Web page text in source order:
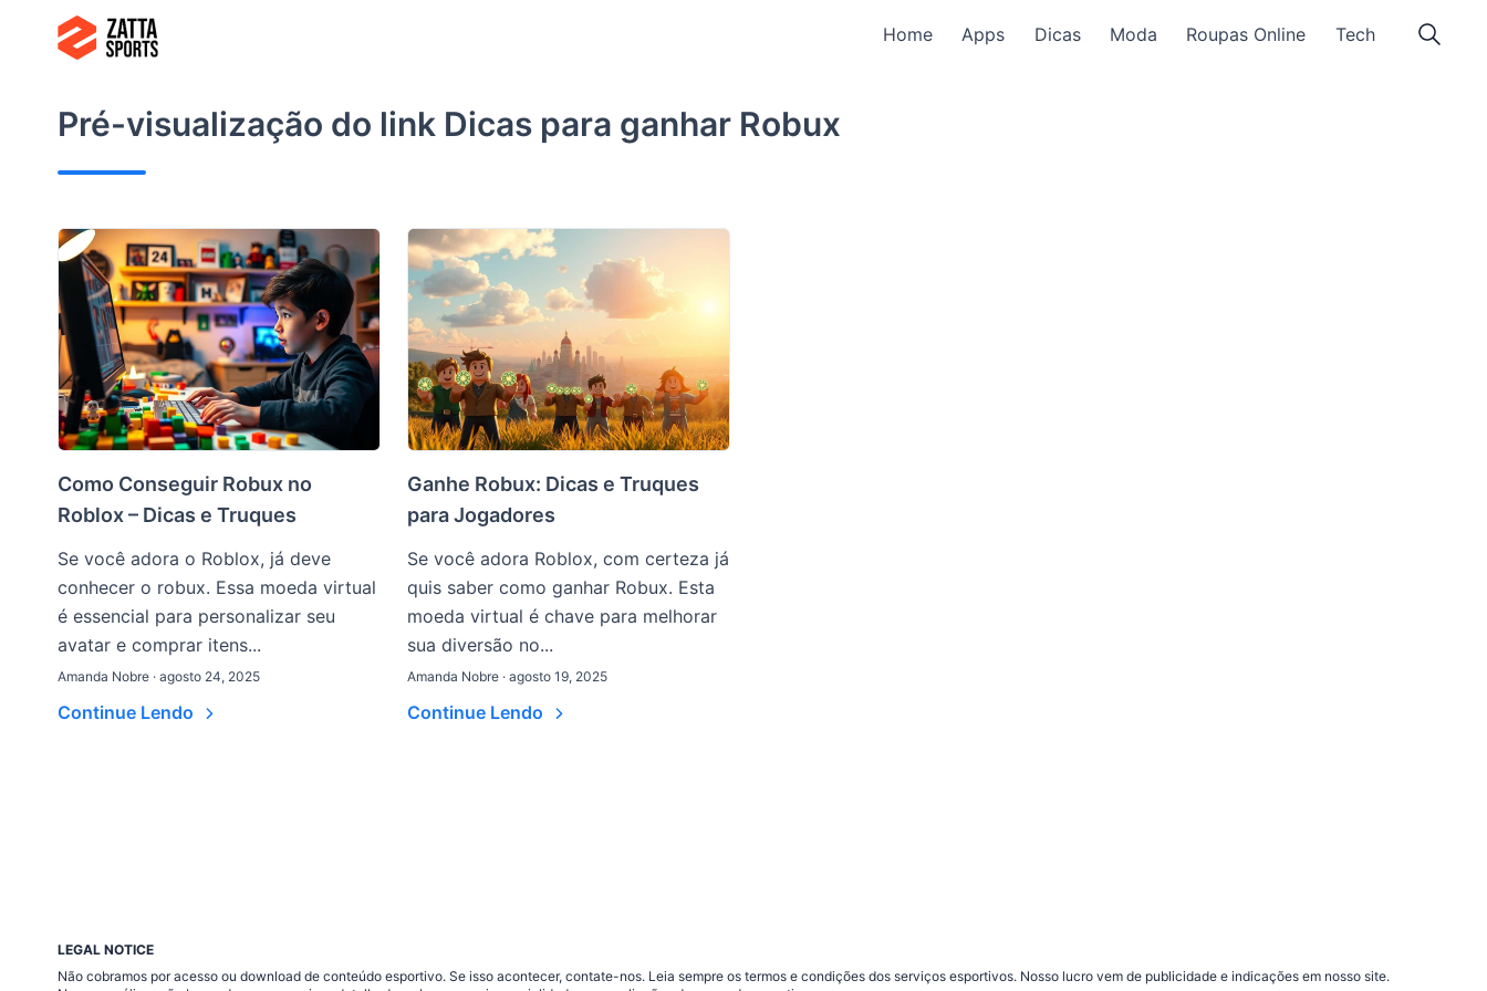
conteúdo
Home Apps Dicas Moda Roupas Online Tech
Pré-visualização do link Dicas para ganhar Robux
Como Conseguir Robux no
Roblox – Dicas e Truques
Se você adora o Roblox, já deve
conhecer o robux. Essa moeda virtual
é essencial para personalizar seu
avatar e comprar itens...
Amanda Nobre · agosto 24, 2025
Continue Lendo
Ganhe Robux: Dicas e Truques
para Jogadores
Se você adora Roblox, com certeza já
quis saber como ganhar Robux. Esta
moeda virtual é chave para melhorar
sua diversão no...
Amanda Nobre · agosto 19, 2025
Continue Lendo
LEGAL NOTICE
Não cobramos por acesso ou download de conteúdo esportivo. Se isso acontecer, contate-nos. Leia sempre os termos e condições dos serviços esportivos. Nosso lucro vem de publicidade e indicações em nosso site.